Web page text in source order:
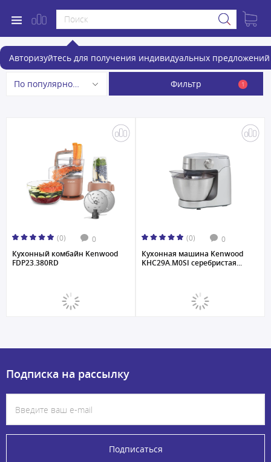
Авторизуйтесь для получения индивидуальных предложений
Кухонные комбайны
По популярности Фильтр 1
(0) 0
Кухонный комбайн Kenwood
FDP23.380RD
(0) 0
Кухонная машина Kenwood
KHC29A.M0SI серебристая...
Подписка на рассылку
Подписаться